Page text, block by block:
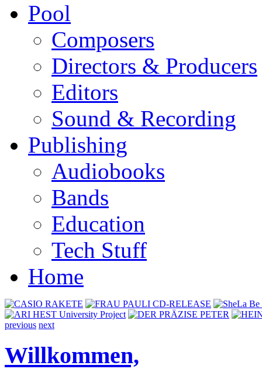
Pool
Composers
Directors & Producers
Editors
Sound & Recording
Publishing
Audiobooks
Bands
Education
Tech Stuff
Home
previous next
Willkommen,